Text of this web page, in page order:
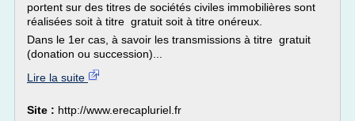
portent sur des titres de sociétés civiles immobilières sont
réalisées soit à titre gratuit soit à titre onéreux.
Dans le 1er cas, à savoir les transmissions à titre gratuit
(donation ou succession)...
Lire la suite
Site : http://www.erecapluriel.fr